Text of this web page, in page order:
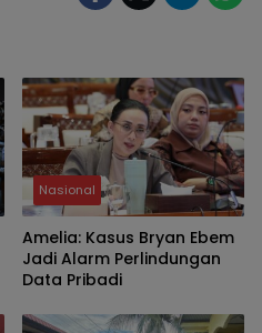
Nasional
Amelia: Kasus Bryan Ebem
Jadi Alarm Perlindungan
Data Pribadi